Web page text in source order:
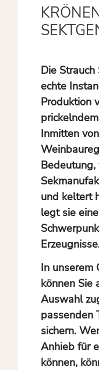
Die
echte
Produktion
prickelndem
Inmitten
und keltert
legt sie
In unserem
können Sie
Auswahl
passenden
sichern.
Anhieb für
können,